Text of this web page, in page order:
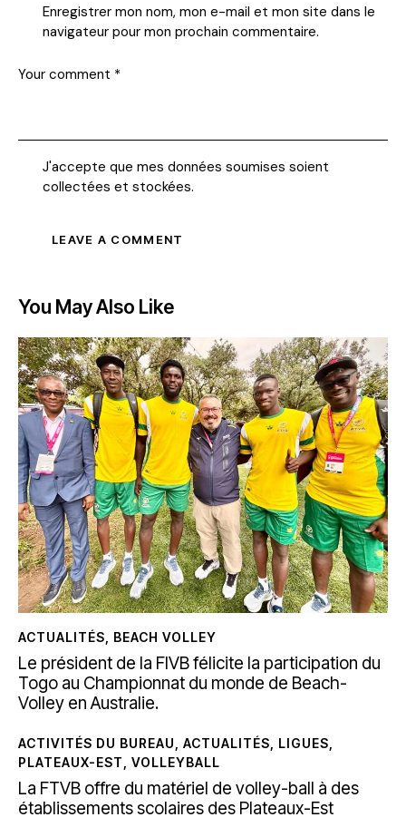
Enregistrer mon nom, mon e-mail et mon site dans le
navigateur pour mon prochain commentaire.
J'accepte que mes données soumises soient
collectées et stockées.
You May Also Like
ACTUALITÉS BEACH VOLLEY
Le président de la FIVB félicite la participation du
Togo au Championnat du monde de Beach-
Volley en Australie.
ACTIVITÉS DU BUREAU ACTUALITÉS LIGUES
PLATEAUX-EST
VOLLEYBALL
La FTVB offre du matériel de volley-ball à des
établissements scolaires des Plateaux-Est